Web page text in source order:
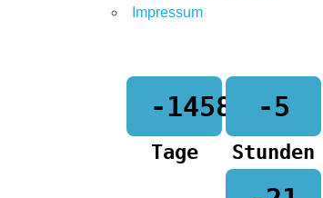
Impressum
-1458
Tage
-5
Stunden